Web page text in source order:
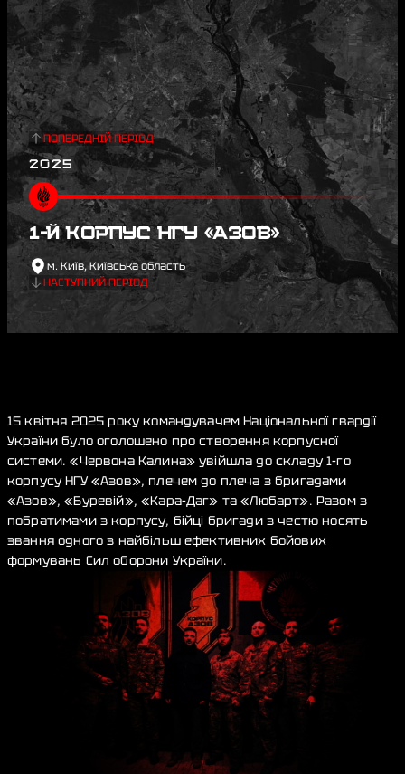
ПОПЕРЕДНІЙ ПЕРІОД
2025
1-Й КОРПУС НГУ «АЗОВ»
м. Київ, Київська область
НАСТУПНИЙ ПЕРІОД
15 квітня 2025 року командувачем Національної гвардії
України було оголошено про створення корпусної
системи. «Червона Калина» увійшла до складу 1-го
корпусу НГУ «Азов», плечем до плеча з бригадами
«Азов», «Буревій», «Кара-Даг» та «Любарт». Разом з
побратимами з корпусу, бійці бригади з честю носять
звання одного з найбільш ефективних бойових
формувань Сил оборони України.